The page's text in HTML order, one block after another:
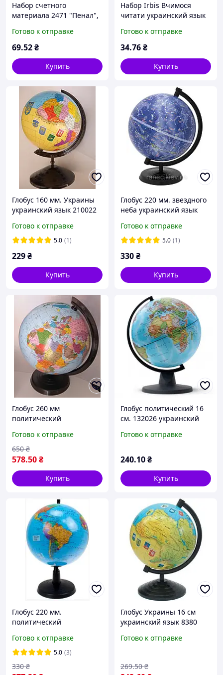
Набор счетного
материала 2471 "Пенал",
Готово к отправке
69.52₴
Купить
Набор Irbis Вчимося
читати украинский язык
Готово к отправке
34.76₴
Купить
Глобус 160 мм. Украины
украинский язык 210022
Готово к отправке
5.0 (1)
229₴
Купить
Глобус 220 мм. звездного
неба украинский язык
Готово к отправке
5.0 (1)
330₴
Купить
Глобус 260 мм
политический
поло диаметр шара 26 см
школьный настольный
Marco Polo
Готово к отправке
578.50₴
650 ₴
Купить
Глобус политический 16
см. 132026 украинский
Готово к отправке
240.10₴
Купить
Глобус 220 мм.
политический
Готово к отправке
5.0 (3)
330 ₴
Глобус Украины 16 см
украинский язык 8380
Готово к отправке
269.50 ₴